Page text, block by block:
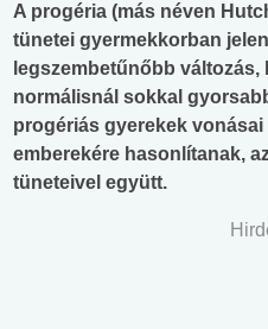
A progéria (más néven
tünetei gyermekkorban
legszembetűnőbb változás,
normálisnál sokkal
progériás gyerekek
emberekére hasonlítanak,
tüneteivel együtt.